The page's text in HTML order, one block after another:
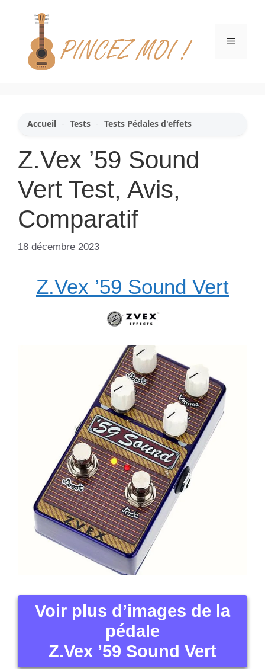
contenu
Menu
Accueil - Tests - Tests Pédales d'effets
Z.Vex ’59 Sound
Vert Test, Avis,
Comparatif
18 décembre 2023
Z.Vex ’59 Sound Vert
Voir plus d’images de la
pédale
Z.Vex ’59 Sound Vert